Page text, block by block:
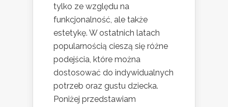
tylko ze względu na
funkcjonalność, ale także
estetykę. W ostatnich latach
popularnością cieszą się różne
podejścia, które można
dostosować do indywidualnych
potrzeb oraz gustu dziecka.
Poniżej przedstawiam